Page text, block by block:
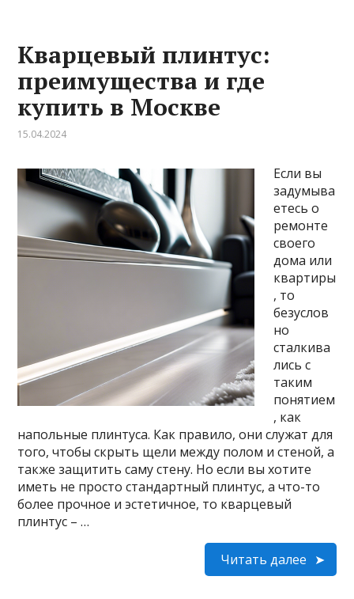
Кварцевый плинтус:
преимущества и где
купить в Москве
15.04.2024
Если вы
задумыва
етесь о
ремонте
своего
дома или
квартиры
, то
безуслов
но
сталкива
лись с
таким
понятием
, как
напольные плинтуса. Как правило, они служат для
того, чтобы скрыть щели между полом и стеной, а
также защитить саму стену. Но если вы хотите
иметь не просто стандартный плинтус, а что-то
более прочное и эстетичное, то кварцевый
плинтус – …
Читать далее